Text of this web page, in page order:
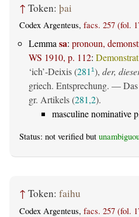
↑ Token: þai
Codex Argenteus, facs. 257 (fol.
Lemma sa: pronoun,
WS 1910, p. 112:
‘ich’-Deixis (281 1), der,
griech. Entsprechung. —
gr. Artikels (281,2).
masculine nominative
Status: not verified but
↑ Token: faihu
Codex Argenteus, facs. 257 (fol.